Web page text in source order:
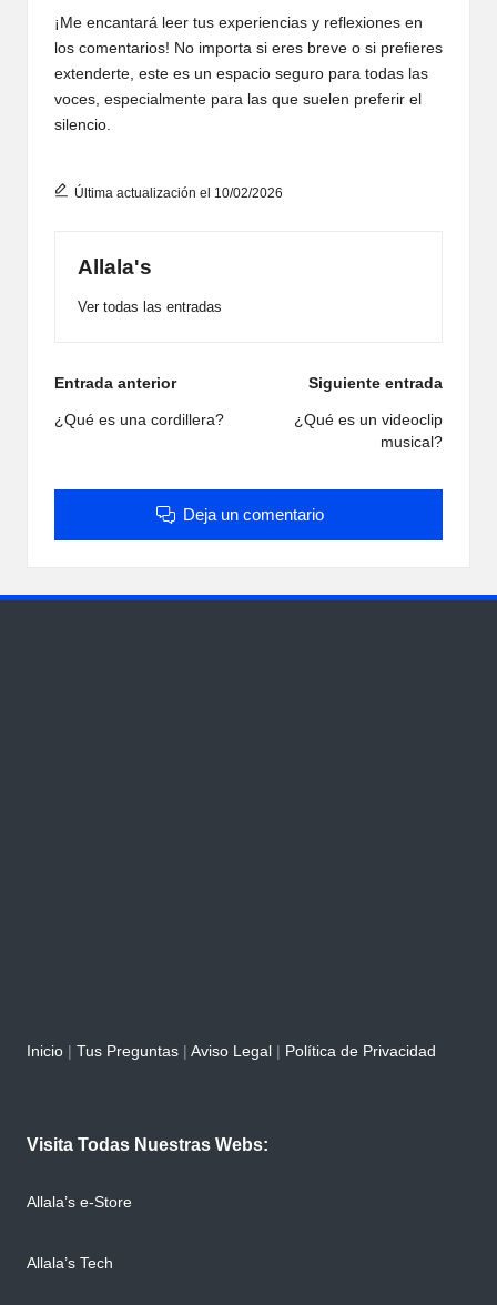
¡Me encantará leer tus experiencias y reflexiones en
los comentarios! No importa si eres breve o si prefieres
extenderte, este es un espacio seguro para todas las
voces, especialmente para las que suelen preferir el
silencio.
Última actualización el 10/02/2026
Allala's
Ver todas las entradas
Navegación
de
Entrada anterior
¿Qué es una cordillera?
Siguiente entrada
¿Qué es un videoclip
musical?
Deja un comentario
Inicio Tus Preguntas Aviso Legal Política de Privacidad
Visita Todas Nuestras Webs:
Allala’s e-Store
Allala’s Tech